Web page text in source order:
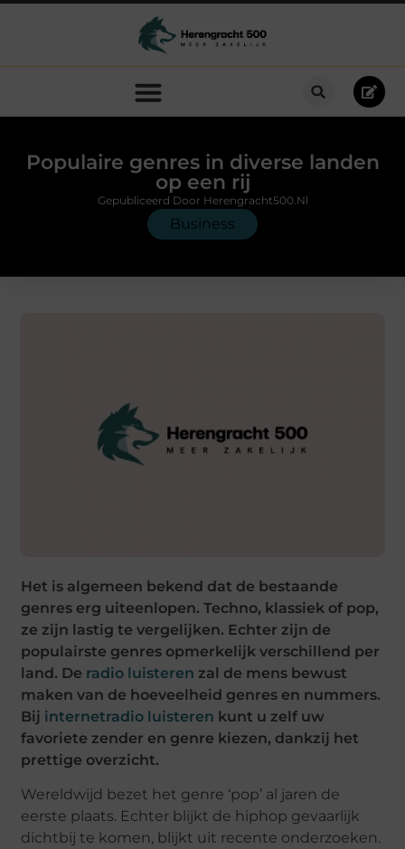
Populaire genres in diverse landen
op een rij
Business
Gepubliceerd Door Herengracht500.nl
Het is algemeen bekend dat de bestaande
genres erg uiteenlopen. Techno, klassiek of pop,
ze zijn lastig te vergelijken. Echter zijn de
populairste genres opmerkelijk verschillend per
land. De radio luisteren zal de mens bewust
maken van de hoeveelheid genres en nummers.
Bij internetradio luisteren kunt u zelf uw
favoriete zender en genre kiezen, dankzij het
prettige overzicht.
Wereldwijd bezet het genre ‘pop’ al jaren de
eerste plaats. Echter blijkt de hiphop gevaarlijk
dichtbij te komen, blijkt uit recente onderzoeken.